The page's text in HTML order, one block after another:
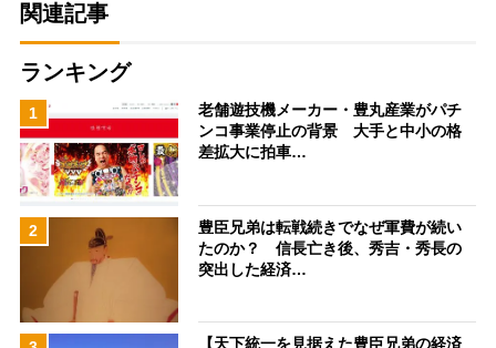
関連記事
ランキング
1
老舗遊技機メーカー・豊丸産業がパチ
ンコ事業停止の背景 大手と中小の格
差拡大に拍車…
2
豊臣兄弟は転戦続きでなぜ軍費が続い
たのか？ 信長亡き後、秀吉・秀長の
突出した経済…
【天下統一を見据えた豊臣兄弟の経済